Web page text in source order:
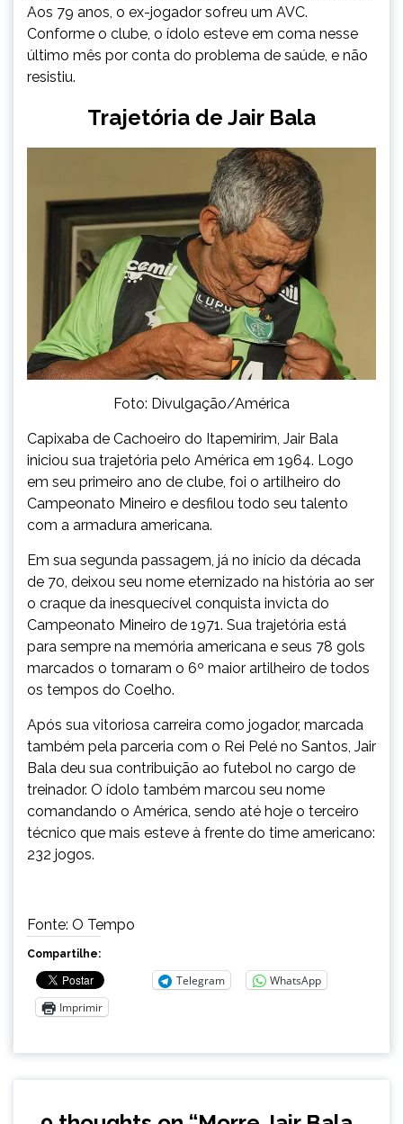
Aos 79 anos, o ex-jogador sofreu um AVC.
Conforme o clube, o ídolo esteve em coma nesse
último mês por conta do problema de saúde, e não
resistiu.
Trajetória de Jair Bala
Foto: Divulgação/América
Capixaba de Cachoeiro do Itapemirim, Jair Bala
iniciou sua trajetória pelo América em 1964. Logo
em seu primeiro ano de clube, foi o artilheiro do
Campeonato Mineiro e desfilou todo seu talento
com a armadura americana.
Em sua segunda passagem, já no início da década
de 70, deixou seu nome eternizado na história ao ser
o craque da inesquecível conquista invicta do
Campeonato Mineiro de 1971. Sua trajetória está
para sempre na memória americana e seus 78 gols
marcados o tornaram o 6º maior artilheiro de todos
os tempos do Coelho.
Após sua vitoriosa carreira como jogador, marcada
também pela parceria com o Rei Pelé no Santos, Jair
Bala deu sua contribuição ao futebol no cargo de
treinador. O ídolo também marcou seu nome
comandando o América, sendo até hoje o terceiro
técnico que mais esteve à frente do time americano:
232 jogos.
Fonte: O Tempo
Compartilhe:
Telegram
WhatsApp
Imprimir